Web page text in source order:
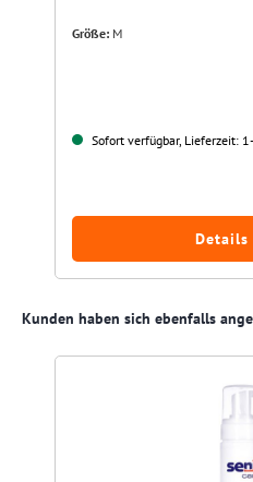
Größe: M
Sofort verfügbar, Lieferzeit:
Details
Produktgalerie überspringen
Kunden haben sich ebenfalls